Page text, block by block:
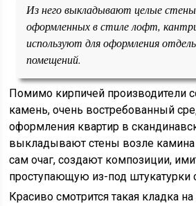
Из него выкладывают целые стены
оформленных в стиле лофт,
используют для оформления
помещений.
Помимо кирпичей производители
камень, очень востребованный
оформления квартир в
выкладывают стены возле
сам очаг, создают композиции,
проступающую из-под штукатурки
Красиво смотрится такая кладка